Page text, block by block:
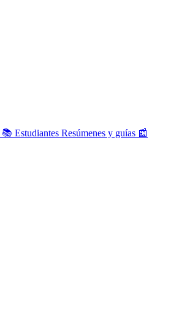
📚 Estudiantes Resúmenes y guías 📰